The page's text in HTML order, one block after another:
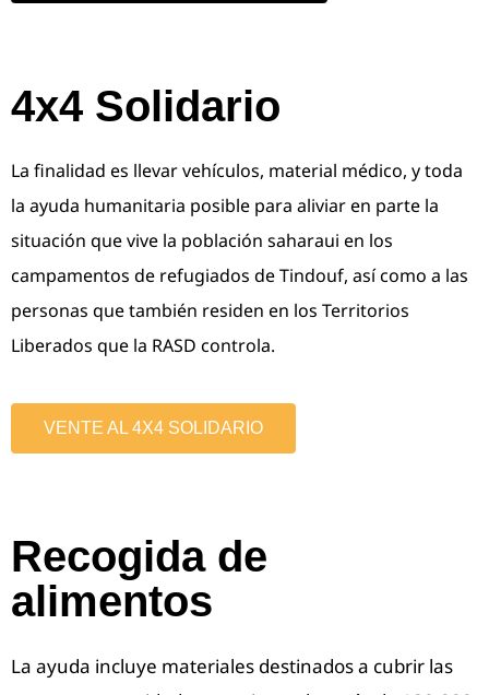
4x4 Solidario
La finalidad es llevar vehículos, material médico, y toda
la ayuda humanitaria posible para aliviar en parte la
situación que vive la población saharaui en los
campamentos de refugiados de Tindouf, así como a las
personas que también residen en los Territorios
Liberados que la RASD controla.
VENTE AL 4X4 SOLIDARIO
Recogida de
alimentos
La ayuda incluye materiales destinados a cubrir las